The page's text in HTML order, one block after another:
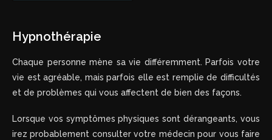
Hypnothérapie
Chaque personne mène sa vie différemment. Parfois votre
vie est agréable, mais parfois elle est remplie de difficultés
et de problèmes qui vous affectent de bien des façons.
Lorsque vos symptômes physiques sont dérangeants, vous
irez probablement consulter votre médecin pour vous faire